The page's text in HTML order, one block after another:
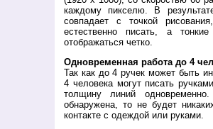
каждому пикселю. В
совпадает с точкой
естественно писать, а
отображаться четко.
Одновременная работа до 4
Так как до 4 ручек может быть
4 человека могут писать
толщину линий
обнаружена, то не будет
контакте с одеждой или руками.